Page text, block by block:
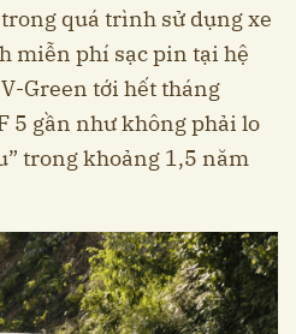
quá trình sử dụng xe
miễn phí sạc pin tại hệ
Green tới hết tháng
5 gần như không phải lo
trong khoảng 1,5 năm